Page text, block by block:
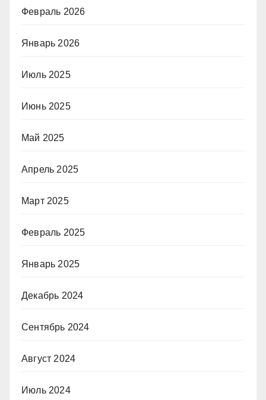
Февраль 2026
Январь 2026
Июль 2025
Июнь 2025
Май 2025
Апрель 2025
Март 2025
Февраль 2025
Январь 2025
Декабрь 2024
Сентябрь 2024
Август 2024
Июль 2024